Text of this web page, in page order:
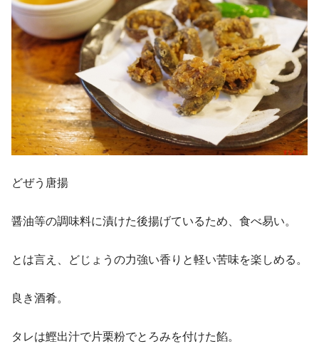
どぜう唐揚
醤油等の調味料に漬けた後揚げているため、食べ易い。
とは言え、どじょうの力強い香りと軽い苦味を楽しめる。
良き酒肴。
タレは鰹出汁で片栗粉でとろみを付けた餡。